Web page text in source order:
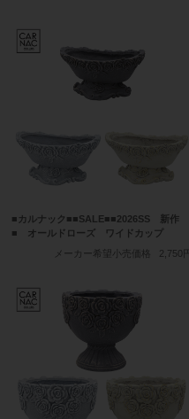
■カルナック■■SALE■■2026SS 新作
■ オールドローズ ワイドカップ
メーカー希望小売価格
2,750円